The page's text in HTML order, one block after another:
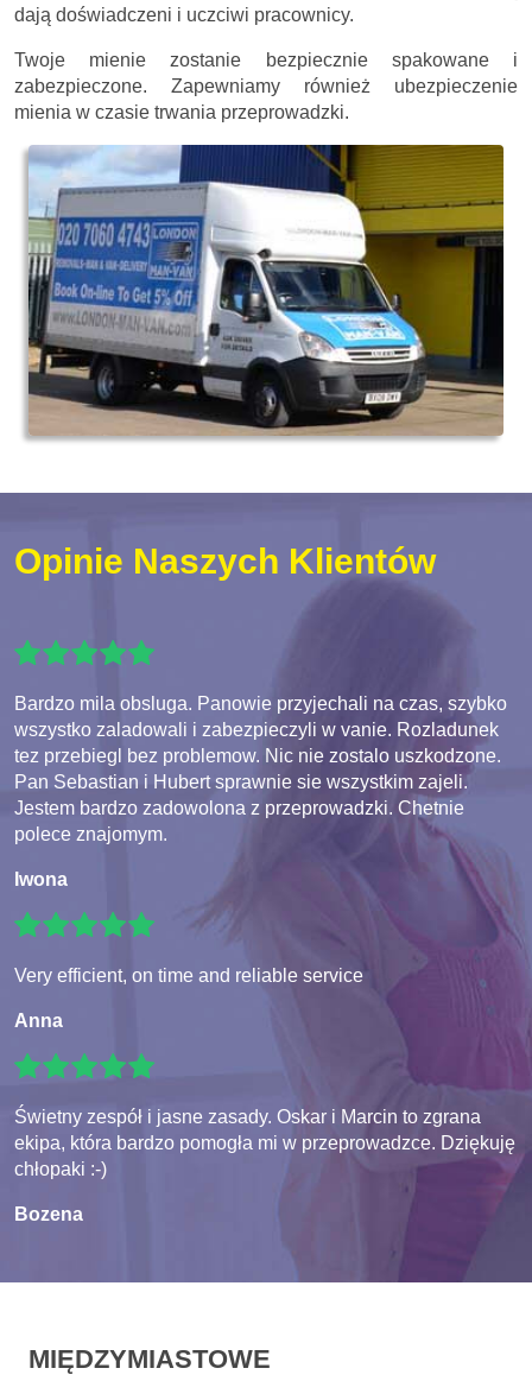
dają doświadczeni i uczciwi pracownicy.
Twoje mienie zostanie bezpiecznie spakowane i
zabezpieczone. Zapewniamy również ubezpieczenie
mienia w czasie trwania przeprowadzki.
Opinie Naszych Klientów
Bardzo mila obsluga. Panowie przyjechali na czas, szybko
wszystko zaladowali i zabezpieczyli w vanie. Rozladunek
tez przebiegl bez problemow. Nic nie zostalo uszkodzone.
Pan Sebastian i Hubert sprawnie sie wszystkim zajeli.
Jestem bardzo zadowolona z przeprowadzki. Chetnie
polece znajomym.
Iwona
Very efficient, on time and reliable service
Anna
Świetny zespół i jasne zasady. Oskar i Marcin to zgrana
ekipa, która bardzo pomogła mi w przeprowadzce. Dziękuję
chłopaki :-)
Bozena
MIĘDZYMIASTOWE